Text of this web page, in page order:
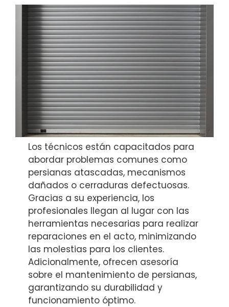
Los técnicos están capacitados para
abordar problemas comunes como
persianas atascadas, mecanismos
dañados o cerraduras defectuosas.
Gracias a su experiencia, los
profesionales llegan al lugar con las
herramientas necesarias para realizar
reparaciones en el acto, minimizando
las molestias para los clientes.
Adicionalmente, ofrecen asesoría
sobre el mantenimiento de persianas,
garantizando su durabilidad y
funcionamiento óptimo.